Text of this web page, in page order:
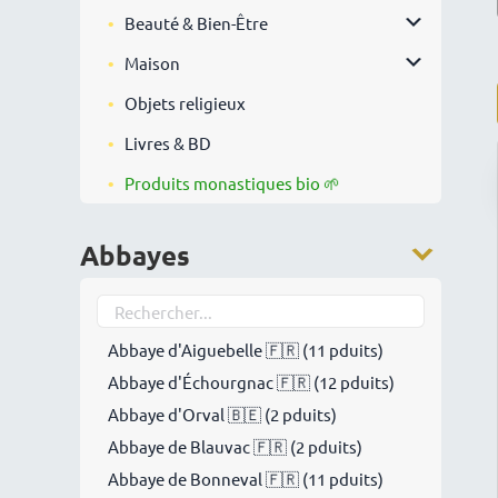
Beauté & Bien-Être
Maison
Objets religieux
Livres & BD
Produits monastiques bio 🌱
Abbayes
Abbaye d'Aiguebelle 🇫🇷 (11 pduits)
Abbaye d'Échourgnac 🇫🇷 (12 pduits)
Abbaye d'Orval 🇧🇪 (2 pduits)
Abbaye de Blauvac 🇫🇷 (2 pduits)
Abbaye de Bonneval 🇫🇷 (11 pduits)